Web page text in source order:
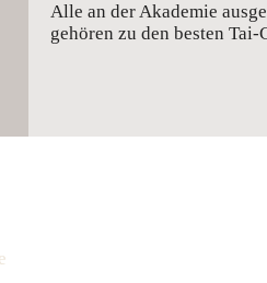
Alle an der Akademie
gehören zu den besten